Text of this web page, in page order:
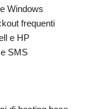
Windows
frequenti
e HP
SMS